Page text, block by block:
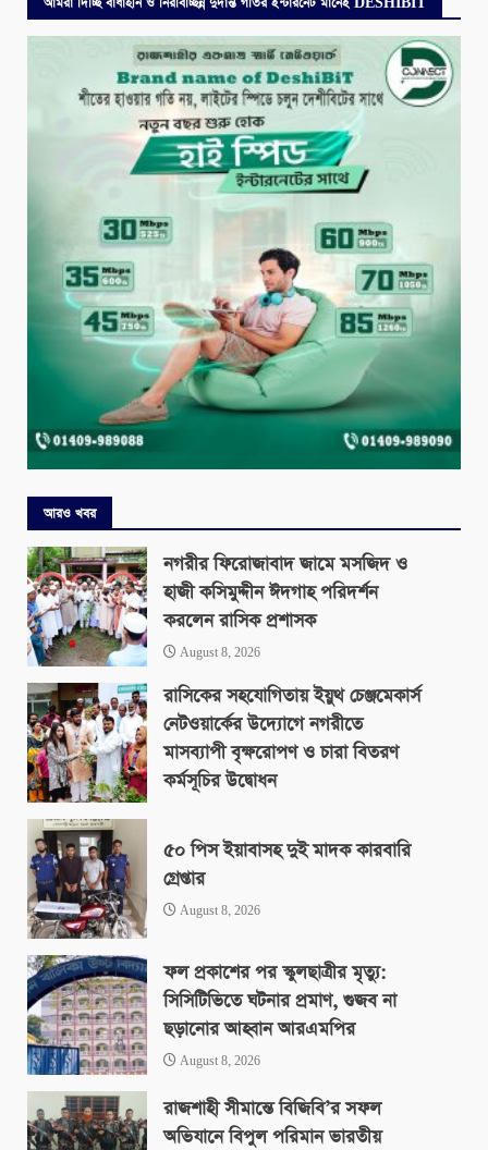
আমরা দিচ্ছি বাধাহীন ও নিরবিচ্ছিন্ন দুর্দান্ত গতির ইন্টারনেট মানেই DESHIBIT
আরও খবর
নগরীর ফিরোজাবাদ জামে মসজিদ ও
হাজী কসিমুদ্দীন ঈদগাহ পরিদর্শন
করলেন রাসিক প্রশাসক
August 8, 2026
রাসিকের সহযোগিতায় ইয়ুথ চেঞ্জমেকার্স
নেটওয়ার্কের উদ্যোগে নগরীতে
মাসব্যাপী বৃক্ষরোপণ ও চারা বিতরণ
কর্মসূচির উদ্বোধন
৫০ পিস ইয়াবাসহ দুই মাদক কারবারি
গ্রেপ্তার
August 8, 2026
ফল প্রকাশের পর স্কুলছাত্রীর মৃত্যু:
সিসিটিভিতে ঘটনার প্রমাণ, গুজব না
ছড়ানোর আহ্বান আরএমপির
August 8, 2026
রাজশাহী সীমান্তে বিজিবি’র সফল
অভিযানে বিপুল পরিমান ভারতীয়